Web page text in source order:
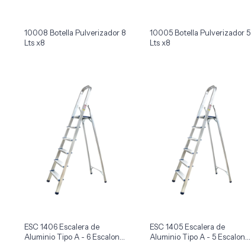
10008 Botella Pulverizador 8
Lts x8
10005 Botella Pulverizador 5
Lts x8
ESC 1406 Escalera de
Aluminio Tipo A - 6 Escalones
ESC 1405 Escalera de
Aluminio Tipo A - 5 Escalones